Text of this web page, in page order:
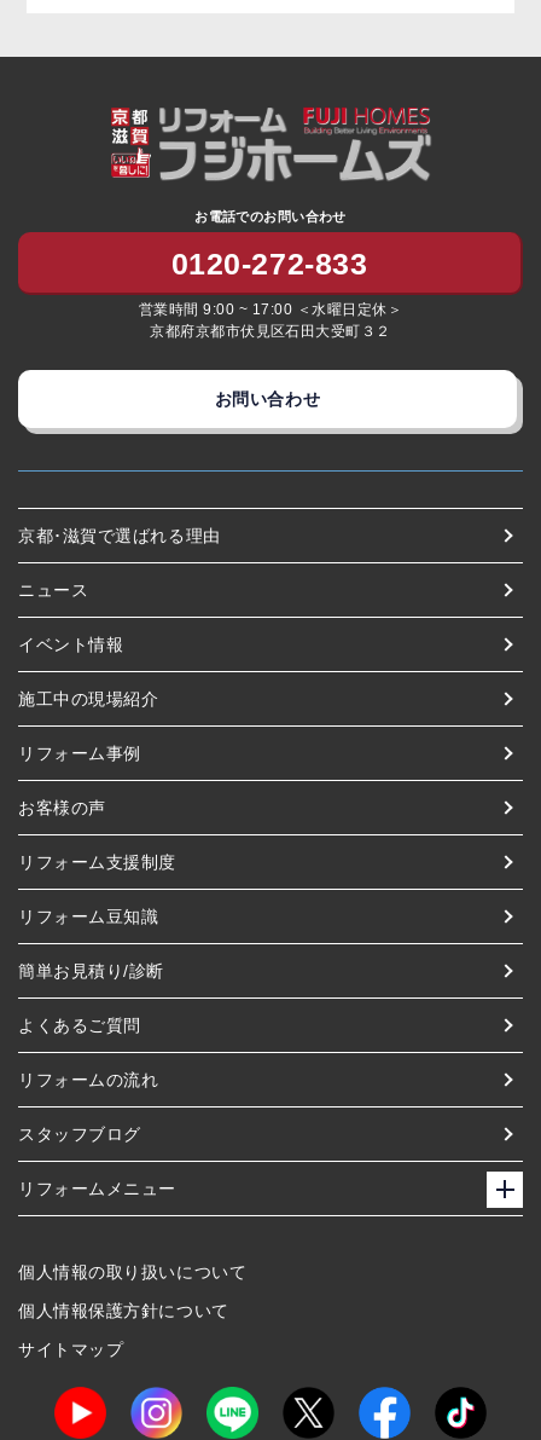
お電話でのお問い合わせ
0120-272-833
営業時間 9:00 ~ 17:00 ＜水曜日定休＞
京都府京都市伏見区石田大受町３２
お問い合わせ
京都･滋賀で選ばれる理由
ニュース
イベント情報
施工中の現場紹介
リフォーム事例
お客様の声
リフォーム支援制度
リフォーム豆知識
簡単お見積り/診断
よくあるご質問
リフォームの流れ
スタッフブログ
リフォームメニュー
個人情報の取り扱いについて
個人情報保護方針について
サイトマップ